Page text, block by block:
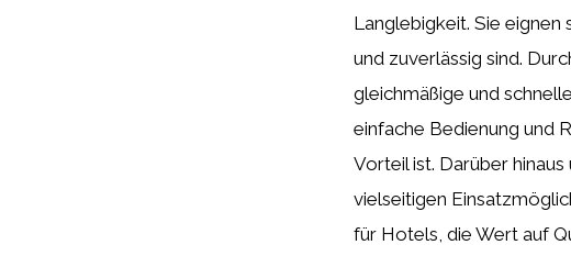
Langlebigkeit. Sie
und zuverlässig sind.
gleichmäßige und
einfache Bedienung und
Vorteil ist. Darüber
vielseitigen
für Hotels, die Wert auf